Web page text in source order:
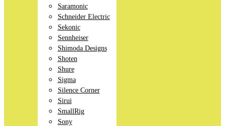
Saramonic
Schneider Electric
Sekonic
Sennheiser
Shimoda Designs
Shoten
Shure
Sigma
Silence Corner
Sirui
SmallRig
Sony